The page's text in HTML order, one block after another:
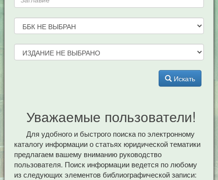
Искать
Уважаемые пользователи!
Для удобного и быстрого поиска по электронному
каталогу информации о статьях юридической тематики
предлагаем вашему вниманию руководство
пользователя. Поиск информации ведется по любому
из следующих элементов библиографической записи: